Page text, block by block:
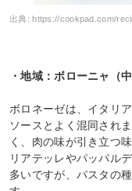
出典: https://cookpad.com/
・地域：ボローニャ（中
ボロネーゼは、イタリ
ソースとよく混同され
く、肉の味が引き立つ
リアテッレやパッパル
多いですが、パスタの